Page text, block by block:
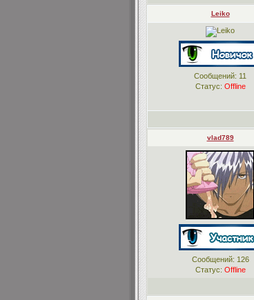
Leiko
Сообщений: 11
Статус: Offline
vlad789
Сообщений: 126
Статус: Offline